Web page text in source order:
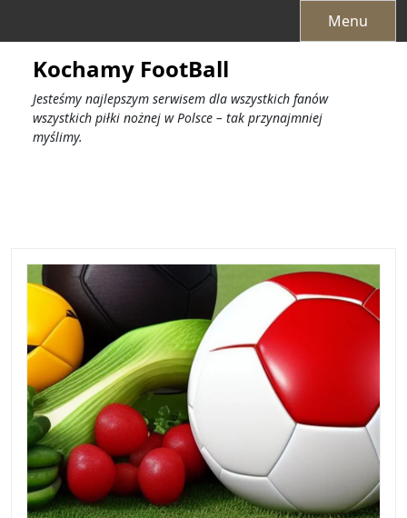
Menu
Kochamy FootBall
Jesteśmy najlepszym serwisem dla wszystkich fanów
wszystkich piłki nożnej w Polsce – tak przynajmniej
myślimy.